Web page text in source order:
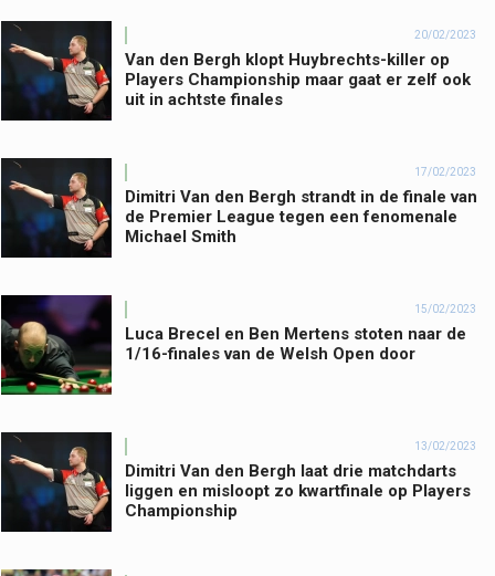
20/02/2023
Van den Bergh klopt Huybrechts-killer op
Players Championship maar gaat er zelf ook
uit in achtste finales
17/02/2023
Dimitri Van den Bergh strandt in de finale van
de Premier League tegen een fenomenale
Michael Smith
15/02/2023
Luca Brecel en Ben Mertens stoten naar de
1/16-finales van de Welsh Open door
13/02/2023
Dimitri Van den Bergh laat drie matchdarts
liggen en misloopt zo kwartfinale op Players
Championship